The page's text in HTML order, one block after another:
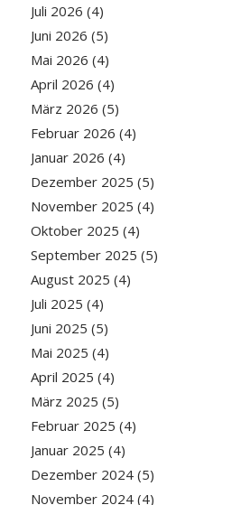
Juli 2026 (4)
Juni 2026 (5)
Mai 2026 (4)
April 2026 (4)
März 2026 (5)
Februar 2026 (4)
Januar 2026 (4)
Dezember 2025 (5)
November 2025 (4)
Oktober 2025 (4)
September 2025 (5)
August 2025 (4)
Juli 2025 (4)
Juni 2025 (5)
Mai 2025 (4)
April 2025 (4)
März 2025 (5)
Februar 2025 (4)
Januar 2025 (4)
Dezember 2024(5)
November 2024(4)